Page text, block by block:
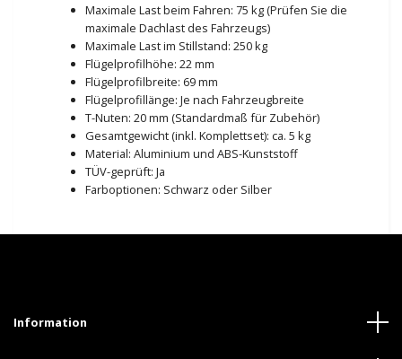
Maximale Last beim Fahren: 75 kg (Prüfen Sie die
maximale Dachlast des Fahrzeugs)
Maximale Last im Stillstand: 250 kg
Flügelprofilhöhe: 22 mm
Flügelprofilbreite: 69 mm
Flügelprofillänge: Je nach Fahrzeugbreite
T-Nuten: 20 mm (Standardmaß für Zubehör)
Gesamtgewicht (inkl. Komplettset): ca. 5 kg
Material: Aluminium und ABS-Kunststoff
TÜV-geprüft: Ja
Farboptionen: Schwarz oder Silber
Information